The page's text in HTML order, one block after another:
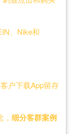
、Nike和
户下载App留存
细分客群案例